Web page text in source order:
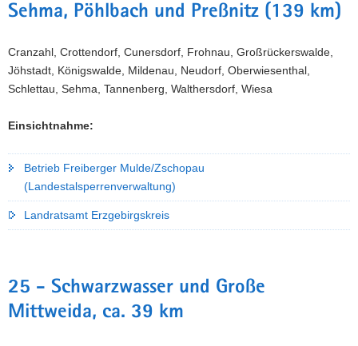
Sehma, Pöhlbach und Preßnitz (139 km)
Cranzahl, Crottendorf, Cunersdorf, Frohnau, Großrückerswalde,
Jöhstadt, Königswalde, Mildenau, Neudorf, Oberwiesenthal,
Schlettau, Sehma, Tannenberg, Walthersdorf, Wiesa
Einsichtnahme:
Betrieb Freiberger Mulde/Zschopau
(Landestalsperrenverwaltung)
Landratsamt Erzgebirgskreis
25 - Schwarzwasser und Große
Mittweida, ca. 39 km